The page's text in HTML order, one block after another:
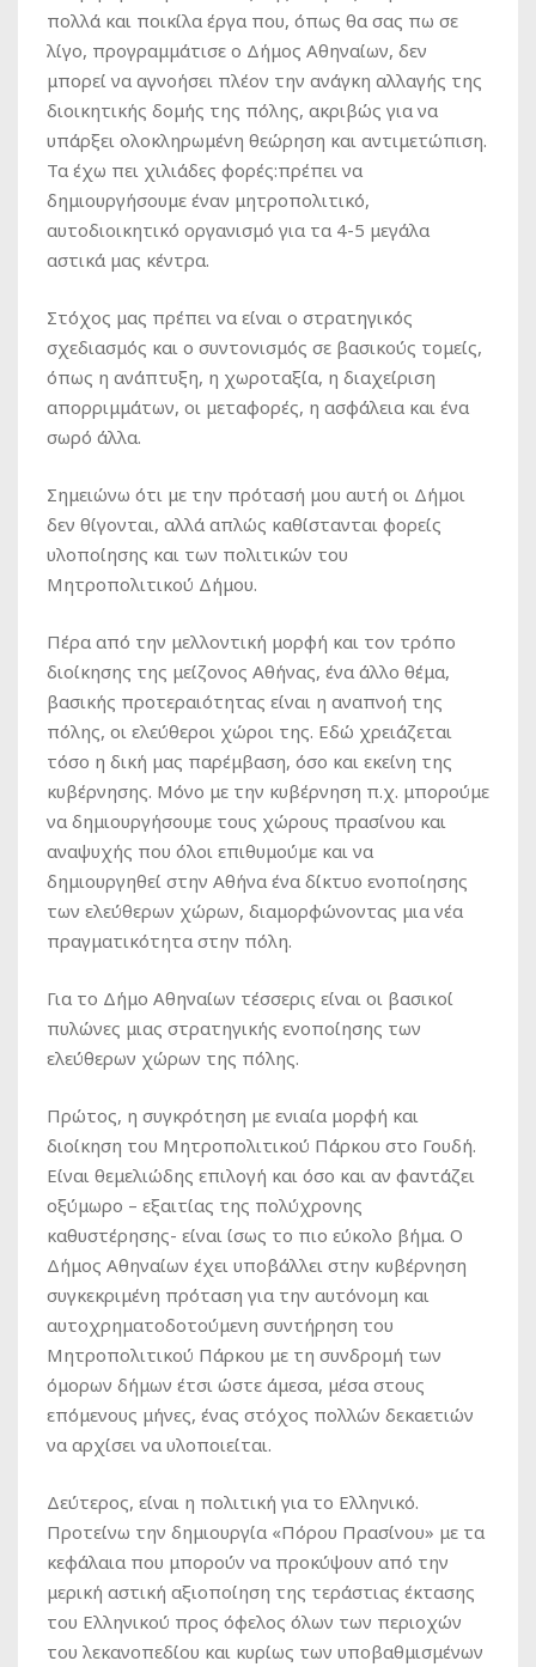
πολλά και ποικίλα έργα που, όπως θα σας πω σε
λίγο, προγραμμάτισε ο Δήμος Αθηναίων, δεν
μπορεί να αγνοήσει πλέον την ανάγκη αλλαγής της
διοικητικής δομής της πόλης, ακριβώς για να
υπάρξει ολοκληρωμένη θεώρηση και αντιμετώπιση.
Τα έχω πει χιλιάδες φορές:πρέπει να
δημιουργήσουμε έναν μητροπολιτικό,
αυτοδιοικητικό οργανισμό για τα 4-5 μεγάλα
αστικά μας κέντρα.
Στόχος μας πρέπει να είναι ο στρατηγικός
σχεδιασμός και ο συντονισμός σε βασικούς τομείς,
όπως η ανάπτυξη, η χωροταξία, η διαχείριση
απορριμμάτων, οι μεταφορές, η ασφάλεια και ένα
σωρό άλλα.
Σημειώνω ότι με την πρότασή μου αυτή οι Δήμοι
δεν θίγονται, αλλά απλώς καθίστανται φορείς
υλοποίησης και των πολιτικών του
Μητροπολιτικού Δήμου.
Πέρα από την μελλοντική μορφή και τον τρόπο
διοίκησης της μείζονος Αθήνας, ένα άλλο θέμα,
βασικής προτεραιότητας είναι η αναπνοή της
πόλης, οι ελεύθεροι χώροι της. Εδώ χρειάζεται
τόσο η δική μας παρέμβαση, όσο και εκείνη της
κυβέρνησης. Μόνο με την κυβέρνηση π.χ. μπορούμε
να δημιουργήσουμε τους χώρους πρασίνου και
αναψυχής που όλοι επιθυμούμε και να
δημιουργηθεί στην Αθήνα ένα δίκτυο ενοποίησης
των ελεύθερων χώρων, διαμορφώνοντας μια νέα
πραγματικότητα στην πόλη.
Για το Δήμο Αθηναίων τέσσερις είναι οι βασικοί
πυλώνες μιας στρατηγικής ενοποίησης των
ελεύθερων χώρων της πόλης.
Πρώτος, η συγκρότηση με ενιαία μορφή και
διοίκηση του Μητροπολιτικού Πάρκου στο Γουδή.
Είναι θεμελιώδης επιλογή και όσο και αν φαντάζει
οξύμωρο – εξαιτίας της πολύχρονης
καθυστέρησης- είναι ίσως το πιο εύκολο βήμα. Ο
Δήμος Αθηναίων έχει υποβάλλει στην κυβέρνηση
συγκεκριμένη πρόταση για την αυτόνομη και
αυτοχρηματοδοτούμενη συντήρηση του
Μητροπολιτικού Πάρκου με τη συνδρομή των
όμορων δήμων έτσι ώστε άμεσα, μέσα στους
επόμενους μήνες, ένας στόχος πολλών δεκαετιών
να αρχίσει να υλοποιείται.
Δεύτερος, είναι η πολιτική για το Ελληνικό.
Προτείνω την δημιουργία «Πόρου Πρασίνου» με τα
κεφάλαια που μπορούν να προκύψουν από την
μερική αστική αξιοποίηση της τεράστιας έκτασης
του Ελληνικού προς όφελος όλων των περιοχών
του λεκανοπεδίου και κυρίως των υποβαθμισμένων